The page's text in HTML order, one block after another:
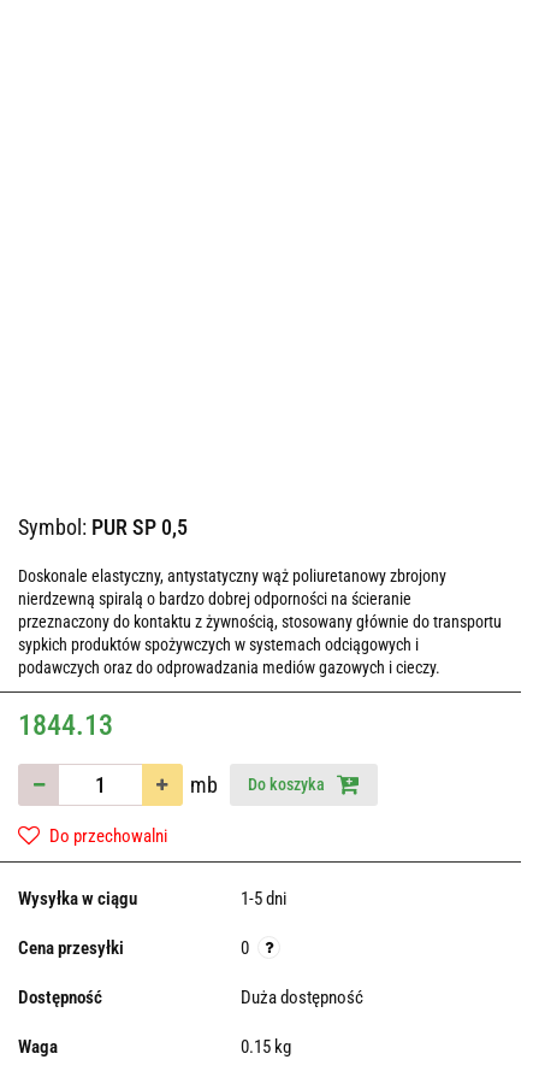
Symbol: PUR SP 0,5
Doskonale elastyczny, antystatyczny wąż poliuretanowy zbrojony
nierdzewną spiralą o bardzo dobrej odporności na ścieranie
przeznaczony do kontaktu z żywnością, stosowany głównie do transportu
sypkich produktów spożywczych w systemach odciągowych i
podawczych oraz do odprowadzania mediów gazowych i cieczy.
1844.13
mb Do koszyka
Do przechowalni
Wysyłka w ciągu 1-5 dni
Cena przesyłki 0
Dostępność Duża dostępność
Waga 0.15 kg